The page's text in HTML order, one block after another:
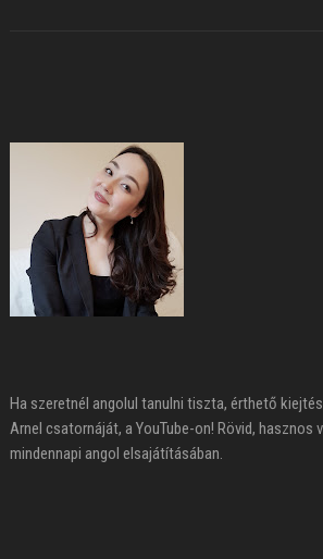
Ha szeretnél angolul tanulni tiszta, érthető
Arnel csatornáját, a YouTube-on! Rövid, hasznos
mindennapi angol elsajátításában.